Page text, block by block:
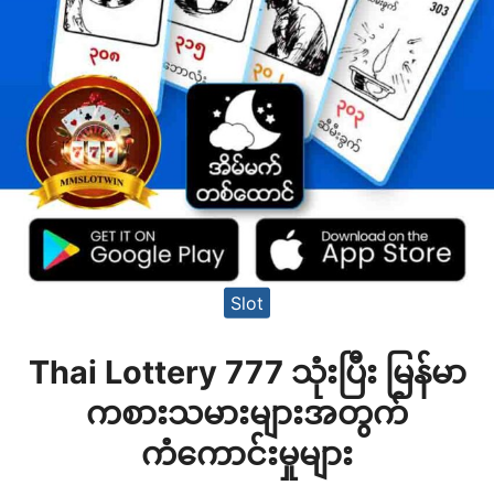
Slot
Thai Lottery 777 သုံးပြီး မြန်မာ
ကစားသမားများအတွက်
ကံကောင်းမှုများ